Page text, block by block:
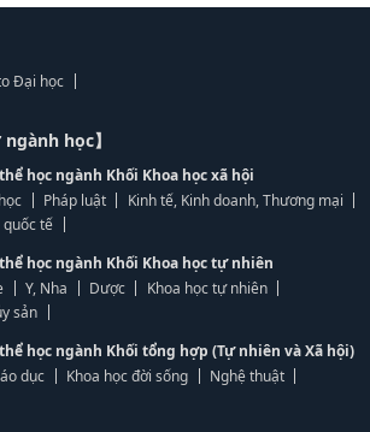
Đại học
học】
học ngành Khối Khoa học xã hội
Pháp luật
Kinh tế, Kinh doanh, Thương mại
quốc tế
học ngành Khối Khoa học tự nhiên
Y, Nha Dược
Khoa học tự nhiên
sản
học ngành Khối tổng hợp (Tự nhiên và Xã hội)
dục
Khoa học đời sống
Nghệ thuật